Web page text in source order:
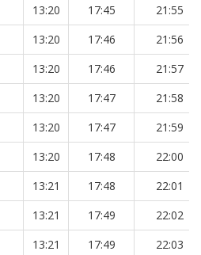
13:20 17:45
21:55
13:20 17:46
21:56
13:20 17:46
21:57
13:20 17:47
21:58
13:20 17:47
21:59
13:20 17:48
22:00
13:21 17:48
22:01
13:21 17:49
22:02
13:21 17:49
22:03